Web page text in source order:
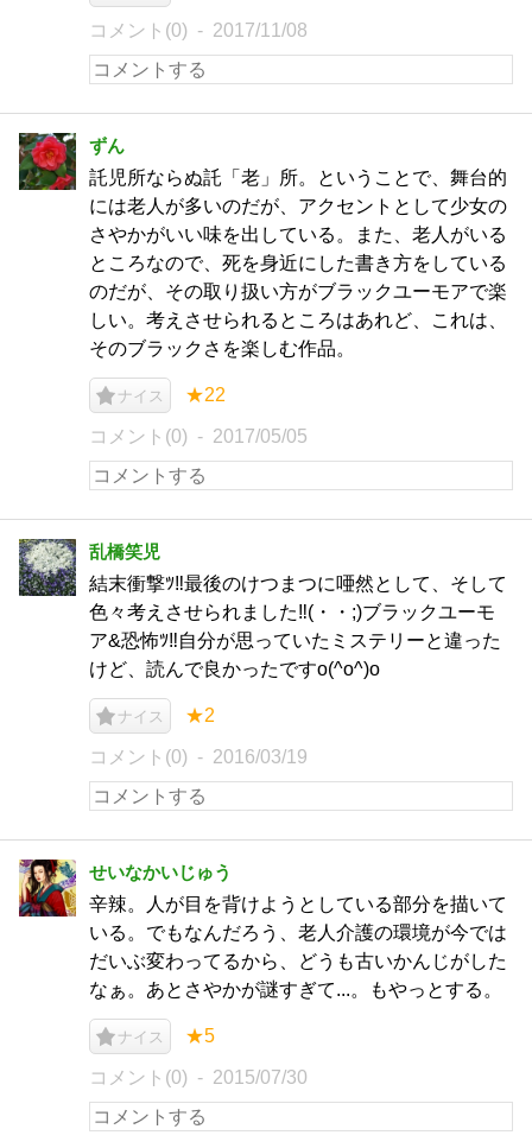
コメント(0) 2017/11/08
ずん
託児所ならぬ託「老」所。ということで、舞台的
には老人が多いのだが、アクセントとして少女の
さやかがいい味を出している。また、老人がいる
ところなので、死を身近にした書き方をしている
のだが、その取り扱い方がブラックユーモアで楽
しい。考えさせられるところはあれど、これは、
そのブラックさを楽しむ作品。
ナイス ★22
コメント(0) 2017/05/05
乱橋笑児
結末衝撃ﾂ‼最後のけつまつに唖然として、そして
色々考えさせられました‼(・・;)ブラックユーモ
ア&恐怖ﾂ‼自分が思っていたミステリーと違った
けど、読んで良かったですo(^o^)o
ナイス ★2
コメント(0) 2016/03/19
せいなかいじゅう
辛辣。人が目を背けようとしている部分を描いて
いる。でもなんだろう、老人介護の環境が今では
だいぶ変わってるから、どうも古いかんじがした
なぁ。あとさやかが謎すぎて...。もやっとする。
ナイス ★5
コメント(0) 2015/07/30